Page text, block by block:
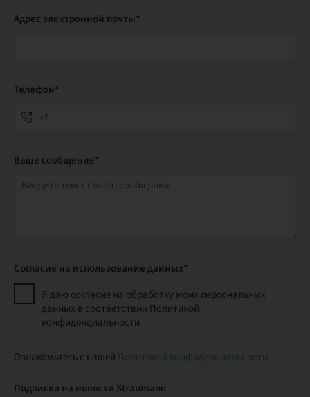
Адрес электронной почты*
Телефон*
Ваше сообщение*
Согласие на использование данных*
Я даю согласие на обработку моих персональных
данных в соответствии Политикой
конфиденциальности
Ознакомьтесь с нашей Политикой конфиденциальности.
Подписка на новости Straumann